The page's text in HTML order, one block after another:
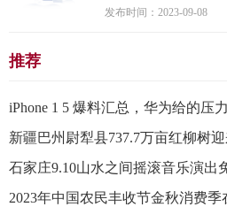
发布时间：2023-09-08
推荐
iPhone 1 5 爆料汇总，华为给的压
新疆巴州尉犁县737.7万亩红柳树
石家庄9.10山水之间摇滚音乐演出
2023年中国农民丰收节金秋消费季